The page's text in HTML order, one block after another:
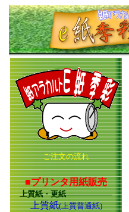
ご注文の流れ
■プリンタ用紙販売
上質紙・更紙――――――
上質紙(上質普通紙)